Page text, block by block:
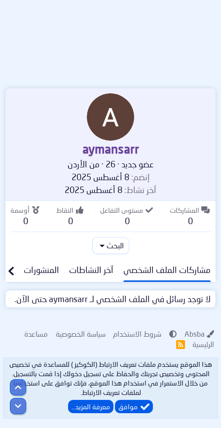
aymansarr
عضو جديد ·
26
· من الأردن
إنضم 8 أغسطس 2025
آخر نشاط 8 أغسطس 2025
المشاركات
0
مستوى التفاعل
0
النقاط
0
أوسمة
0
البحث
مشاركات الملف الشخصي آخر النشاطات المنشورات
لا توجد رسائل في الملف الشخصي لـ aymansarr حتى الآن.
شروط الاستخدام سياسة الخصوصية
مساعدة
الرئيسية
R
هذا الموقع يستخدم ملفات تعريف الارتباط (الكوكيز ) للمساعدة في تخصيص
المحتوى وتخصيص تجربتك والحفاظ على تسجيل دخولك إذا قمت بالتسجيل.
من خلال الاستمرار في استخدام هذا الموقع، فإنك توافق على استخدامنا
لملفات تعريف الارتباط.
موافق
معرفة المزيد…
أعلى